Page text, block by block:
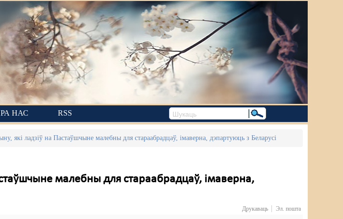
НАС RSS
які ладзіў на Пастаўшчыне малебны для стараабрадцаў, імаверна, дэпартуюць з Беларусі
малебны для стараабрадцаў, імаверна,
Друкаваць Эл. пошта